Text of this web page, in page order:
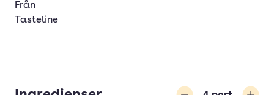
Från
Tasteline